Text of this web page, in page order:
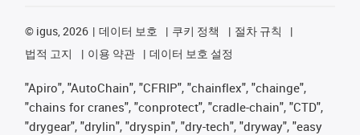
© igus, 2026 데이터 보호 쿠키 정책
절차 규칙
법적 고지
이용 약관 데이터 보호 설정
"Apiro", "AutoChain", "CFRIP", "chainflex", "chainge",
"chains for cranes", "conprotect", "cradle-chain", "CTD",
"drygear", "drylin", "dryspin", "dry-tech", "dryway", "easy